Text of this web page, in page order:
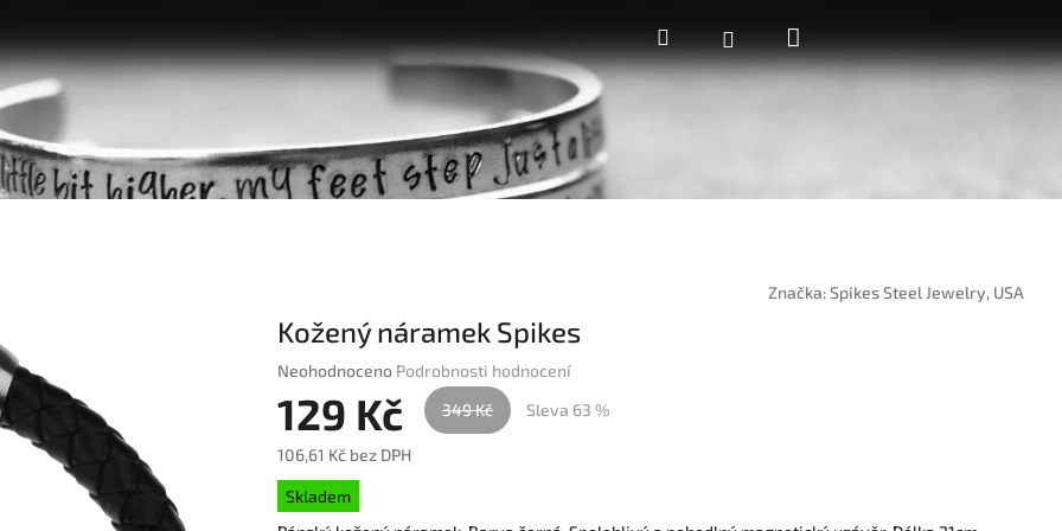
HledatPřihlášeníNákupní
košík
Značka:Spikes Steel Jewelry, USA
Kožený náramek Spikes
Průměrné
produktu
0,0
5
Neohodnoceno Podrobnosti hodnocení
129 Kč 349 Kč Sleva 63 %
106,61 Kč bez DPH
Měrná
cena:
Skladem